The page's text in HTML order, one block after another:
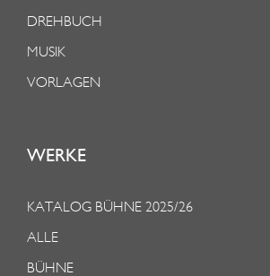
DREHBUCH
MUSIK
VORLAGEN
WERKE
KATALOG BÜHNE 2025/26
ALLE
BÜHNE